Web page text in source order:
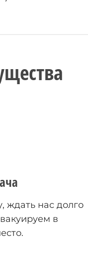
ждать нас долго
в